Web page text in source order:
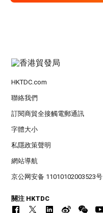
HKTDC.com
聯絡我們
訂閱商貿全接觸電郵通訊
字體大小
私隱政策聲明
網站導航
京公网安备 11010102003523号
關注 HKTDC